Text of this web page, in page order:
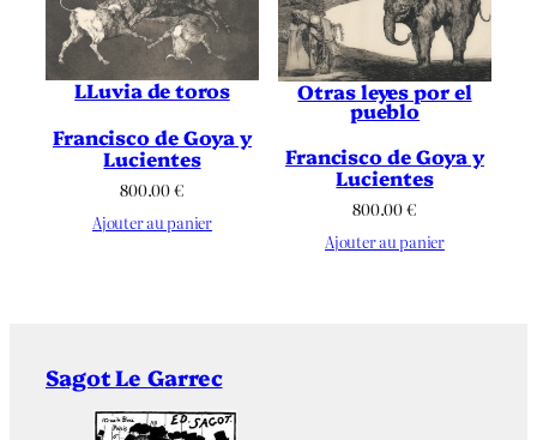
LLuvia de toros
Francisco de Goya y
Lucientes
800.00€
Ajouter au panier
Otras leyes por el
pueblo
Francisco de Goya y
Lucientes
800.00€
Ajouter au panier
Sagot Le Garrec